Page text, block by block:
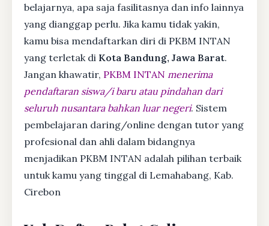
belajarnya, apa saja fasilitasnya dan info lainnya
yang dianggap perlu. Jika kamu tidak yakin,
kamu bisa mendaftarkan diri di PKBM INTAN
yang terletak di Kota Bandung, Jawa Barat.
Jangan khawatir, PKBM INTAN menerima
pendaftaran siswa/i baru atau pindahan dari
seluruh nusantara bahkan luar negeri. Sistem
pembelajaran daring/online dengan tutor yang
profesional dan ahli dalam bidangnya
menjadikan PKBM INTAN adalah pilihan terbaik
untuk kamu yang tinggal di Lemahabang, Kab.
Cirebon